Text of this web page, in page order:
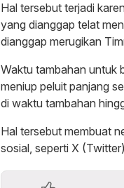
Hal tersebut terjadi
yang dianggap telat
dianggap merugikan
Waktu tambahan untuk
meniup peluit panjang
di waktu tambahan
Hal tersebut membuat
sosial, seperti X